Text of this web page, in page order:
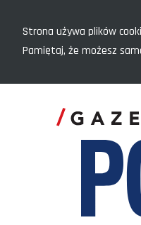
Strona używa plików
Pamiętaj, że możesz